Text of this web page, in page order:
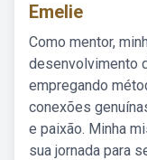
Emelie
Como mentor,
desenvolvimento
empregando
conexões
e paixão. Minha
sua jornada para